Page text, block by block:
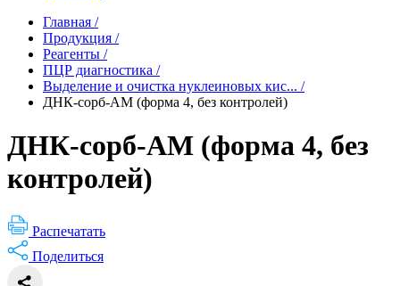
Главная /
Продукция /
Реагенты /
ПЦР диагностика /
Выделение и очистка нуклеиновых кис... /
ДНК-сорб-АМ (форма 4, без контролей)
ДНК-сорб-АМ (форма 4, без
контролей)
Распечатать
Поделиться